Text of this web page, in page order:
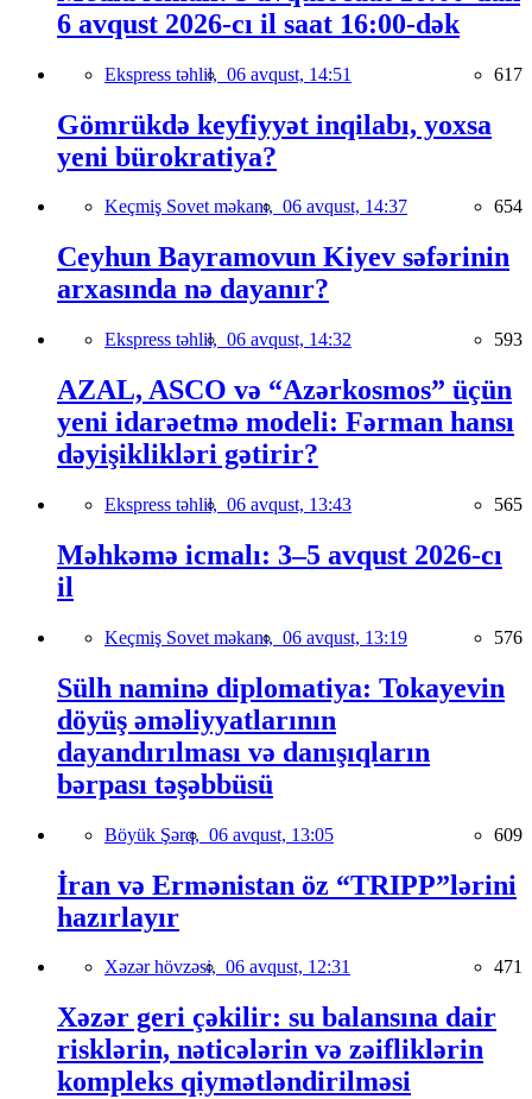
6 avqust 2026-cı il saat 16:00-dək
Ekspress təhlil, 06 avqust, 14:51 617
Gömrükdə keyfiyyət inqilabı, yoxsa
yeni bürokratiya?
Keçmiş Sovet məkanı, 06 avqust, 14:37 654
Ceyhun Bayramovun Kiyev səfərinin
arxasında nə dayanır?
Ekspress təhlil, 06 avqust, 14:32 593
AZAL, ASCO və “Azərkosmos” üçün
yeni idarəetmə modeli: Fərman hansı
dəyişiklikləri gətirir?
Ekspress təhlil, 06 avqust, 13:43 565
Məhkəmə icmalı: 3–5 avqust 2026-cı
il
Keçmiş Sovet məkanı, 06 avqust, 13:19 576
Sülh naminə diplomatiya: Tokayevin
döyüş əməliyyatlarının
dayandırılması və danışıqların
bərpası təşəbbüsü
Böyük Şərq, 06 avqust, 13:05 609
İran və Ermənistan öz “TRIPP”lərini
hazırlayır
Xəzər hövzəsi, 06 avqust, 12:31 471
Xəzər geri çəkilir: su balansına dair
risklərin, nəticələrin və zəifliklərin
kompleks qiymətləndirilməsi